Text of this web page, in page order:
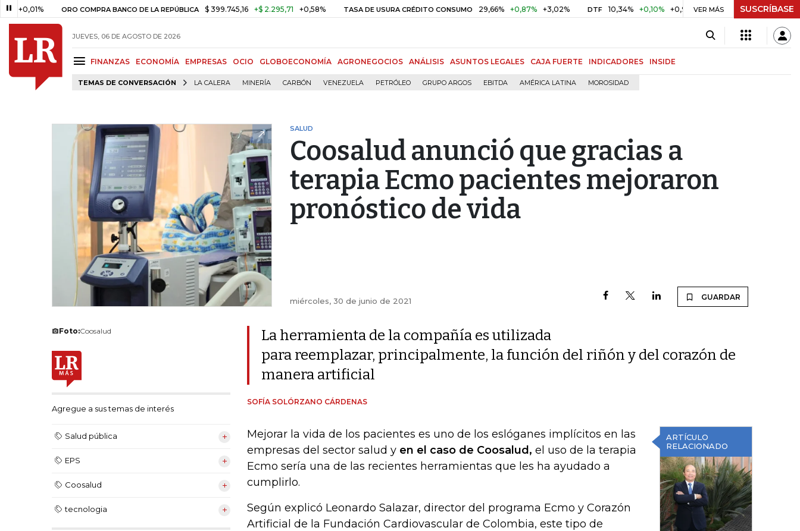
ORO COMPRA BANCO DE LA REPÚBLICA $ 399.745,16 +$ 2.295,71 +0,58% TASA DE USURA CRÉDITO CONSUMO 29,66% +0,87% +3,02% DTF 10,34% +0,10% +0,98% UVR $ 416,86 +$ 0,05 +0,01%
VER MÁS SUSCRÍBASE
JUEVES, 06 DE AGOSTO DE 2026
FINANZAS ECONOMÍA EMPRESAS OCIO GLOBOECONOMÍA AGRONEGOCIOS ANÁLISIS ASUNTOS LEGALES CAJA FUERTE INDICADORES INSIDE
TEMAS DE CONVERSACIÓN LA CALERA MINERÍA CARBÓN VENEZUELA PETRÓLEO GRUPO ARGOS EBITDA AMÉRICA LATINA MOROSIDAD
SALUD
Coosalud anunció que gracias a
terapia Ecmo pacientes mejoraron
pronóstico de vida
miércoles, 30 de junio de 2021 GUARDAR
Foto:Coosalud
Agregue a sus temas de interés
Salud pública
EPS
Coosalud
tecnologia
La herramienta de la compañía es utilizada
para reemplazar, principalmente, la función del riñón y del corazón de
manera artificial
SOFÍA SOLÓRZANO CÁRDENAS
ARTÍCULO
RELACIONADO
Mejorar la vida de los pacientes es uno de los eslóganes implícitos en las
empresas del sector salud y en el caso de Coosalud, el uso de la terapia
Ecmo sería una de las recientes herramientas que les ha ayudado a
cumplirlo.
Según explicó Leonardo Salazar, director del programa Ecmo y Corazón
Artificial de la Fundación Cardiovascular de Colombia, este tipo de